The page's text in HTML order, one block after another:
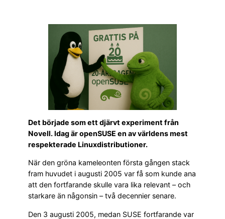
Det började som ett djärvt experiment från
Novell. Idag är openSUSE en av världens mest
respekterade Linuxdistributioner.
När den gröna kameleonten första gången stack
fram huvudet i augusti 2005 var få som kunde ana
att den fortfarande skulle vara lika relevant – och
starkare än någonsin – två decennier senare.
Den 3 augusti 2005, medan SUSE fortfarande var